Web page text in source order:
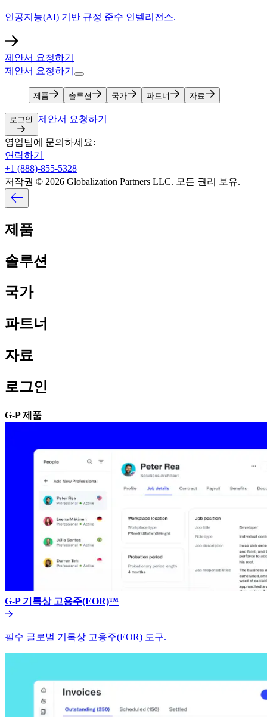
인공지능(AI) 기반 규정 준수 인텔리전스.​​
제안서 요청하기​​
제안서 요청하기​​
제품​​ 솔루션​​ 국가​​ 파트너​​ 자료​​
로그인​​ 제안서 요청하기​​
영업팀에 문의하세요:​​
연락하기​​
+1 (888)-855-5328​​
저작권 © 2026 Globalization Partners LLC. 모든 권리 보유.​​
제품​​
솔루션​​
국가​​
파트너​​
자료​​
로그인​​
G-P 제품​​
G-P 기록상 고용주(EOR)™​​
필수 글로벌 기록상 고용주(EOR) 도구.​​